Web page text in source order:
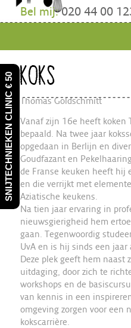
Bel mij:020 44 00
KOKS
Thomas Goldschmitt
Vanaf zijn 16e heeft koken
bepaald. Na twee jaar
opgedaan in Berlijn en
Goudfazant en
de Franse keuken heeft hij
en die verrijkt met
Aziatische keukens.
Na tien jaar ervaring in
nieuwsgierigheid hem
gaan. Tegenwoordig
UvA en is hij sinds een jaar
Deze plek geeft hem naast
uitdaging, door zich te
workshops en de
van kennis in een
omgeving zorgen voor een
kokscarrière.
SNIJTECHNIEKEN CLINIC € 50